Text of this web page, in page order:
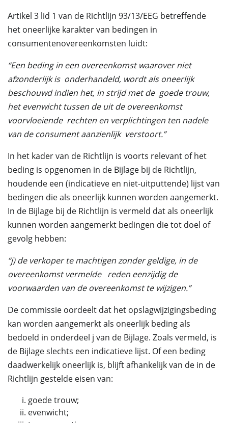
Artikel 3 lid 1 van de Richtlijn 93/13/EEG betreffende
het oneerlijke karakter van bedingen in
consumentenovereenkomsten luidt:
“Een beding in een overeenkomst waarover niet
afzonderlijk is onderhandeld, wordt als oneerlijk
beschouwd indien het, in strijd met de goede trouw,
het evenwicht tussen de uit de overeenkomst
voorvloeiende rechten en verplichtingen ten nadele
van de consument aanzienlijk verstoort.”
In het kader van de Richtlijn is voorts relevant of het
beding is opgenomen in de Bijlage bij de Richtlijn,
houdende een (indicatieve en niet-uitputtende) lijst van
bedingen die als oneerlijk kunnen worden aangemerkt.
In de Bijlage bij de Richtlijn is vermeld dat als oneerlijk
kunnen worden aangemerkt bedingen die tot doel of
gevolg hebben:
“j) de verkoper te machtigen zonder geldige, in de
overeenkomst vermelde reden eenzijdig de
voorwaarden van de overeenkomst te wijzigen.”
De commissie oordeelt dat het opslagwijzigingsbeding
kan worden aangemerkt als oneerlijk beding als
bedoeld in onderdeel j van de Bijlage. Zoals vermeld, is
de Bijlage slechts een indicatieve lijst. Of een beding
daadwerkelijk oneerlijk is, blijft afhankelijk van de in de
Richtlijn gestelde eisen van:
goede trouw;
evenwicht;